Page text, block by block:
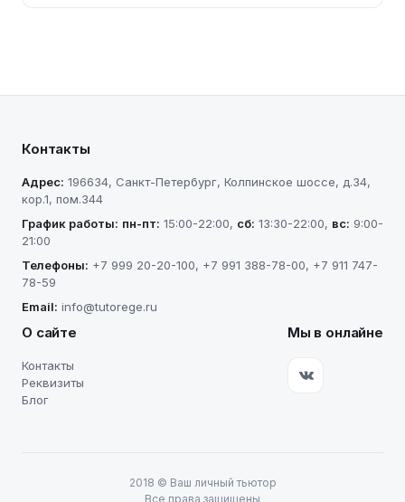
Контакты
Адрес: 196634, Санкт-Петербург, Колпинское шоссе, д.34,
кор.1, пом.344
График работы: пн-пт: 15:00-22:00, сб: 13:30-22:00, вс: 9:00-
21:00
Телефоны: +7 999 20-20-100, +7 991 388-78-00, +7 911 747-
78-59
Email: info@tutorege.ru
О сайте
Контакты
Реквизиты
Блог
Мы в онлайне
2018 © Ваш личный тьютор
Все права защищены